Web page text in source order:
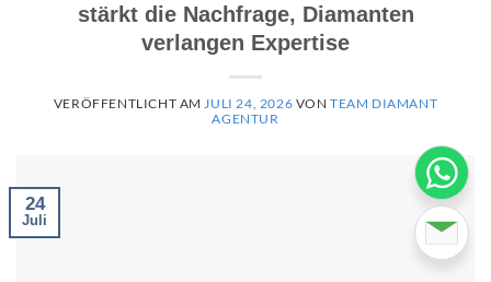
stärkt die Nachfrage, Diamanten
verlangen Expertise
VERÖFFENTLICHT AMJULI 24, 2026 VONTEAM DIAMANT
AGENTUR
24
Juli